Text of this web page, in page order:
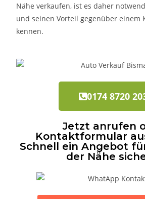
Nähe verkaufen, ist es daher
und seinen Vorteil gegenüber einem
kennen.
0174 8720
Jetzt anrufen
Kontaktformular
Schnell ein Angebot
der Nähe